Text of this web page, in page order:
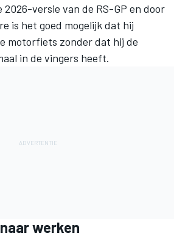
versie van de RS-GP en door
is het goed mogelijk dat hij
motorfiets zonder dat hij de
in de vingers heeft.
werken